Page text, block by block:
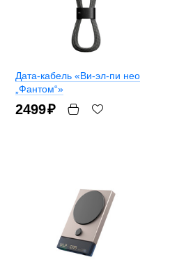
Дата-кабель «Ви-эл-пи нео
„Фантом“»
2499₽